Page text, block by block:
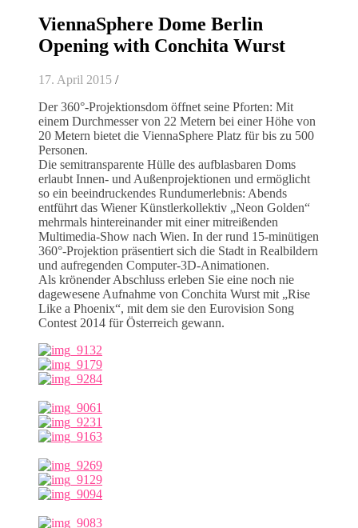
ViennaSphere Dome Berlin
Opening with Conchita Wurst
17. April 2015 /
Der 360°-Projektionsdom öffnet seine Pforten: Mit
einem Durchmesser von 22 Metern bei einer Höhe von
20 Metern bietet die ViennaSphere Platz für bis zu 500
Personen.
Die semitransparente Hülle des aufblasbaren Doms
erlaubt Innen- und Außenprojektionen und ermöglicht
so ein beeindruckendes Rundumerlebnis: Abends
entführt das Wiener Künstlerkollektiv „Neon Golden“
mehrmals hintereinander mit einer mitreißenden
Multimedia-Show nach Wien. In der rund 15-minütigen
360°-Projektion präsentiert sich die Stadt in Realbildern
und aufregenden Computer-3D-Animationen.
Als krönender Abschluss erleben Sie eine noch nie
dagewesene Aufnahme von Conchita Wurst mit „Rise
Like a Phoenix“, mit dem sie den Eurovision Song
Contest 2014 für Österreich gewann.